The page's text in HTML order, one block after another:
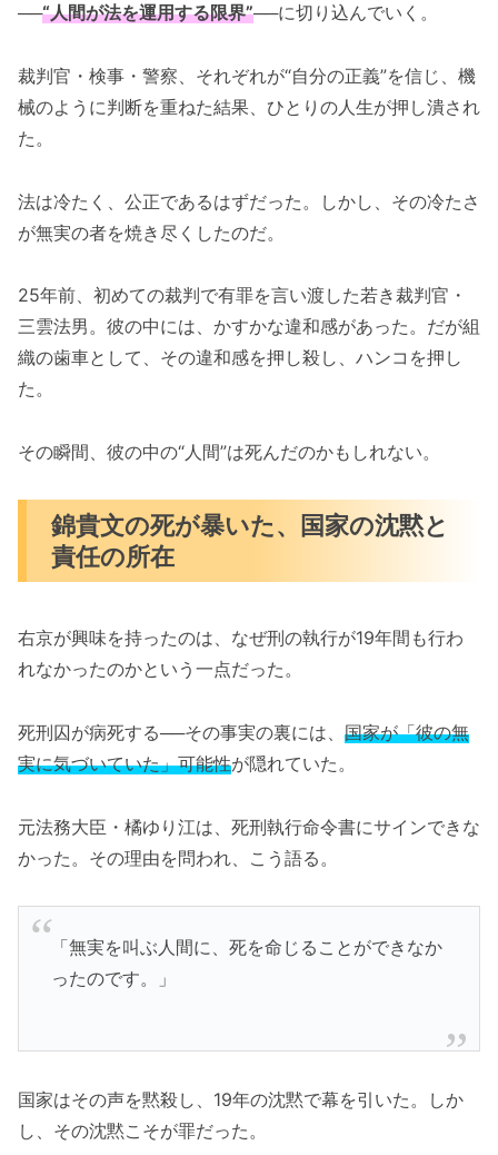
──“人間が法を運用する限界”──に切り込んでいく。
裁判官・検事・警察、それぞれが“自分の正義”を信じ、機
械のように判断を重ねた結果、ひとりの人生が押し潰され
た。
法は冷たく、公正であるはずだった。しかし、その冷たさ
が無実の者を焼き尽くしたのだ。
25年前、初めての裁判で有罪を言い渡した若き裁判官・
三雲法男。彼の中には、かすかな違和感があった。だが組
織の歯車として、その違和感を押し殺し、ハンコを押し
た。
その瞬間、彼の中の“人間”は死んだのかもしれない。
錦貴文の死が暴いた、国家の沈黙と
責任の所在
右京が興味を持ったのは、なぜ刑の執行が19年間も行わ
れなかったのかという一点だった。
死刑囚が病死する──その事実の裏には、 国家が「彼の無
実に気づいていた」可能性が隠れていた。
元法務大臣・橘ゆり江は、死刑執行命令書にサインできな
かった。その理由を問われ、こう語る。
「無実を叫ぶ人間に、死を命じることができなか
ったのです。」
国家はその声を黙殺し、19年の沈黙で幕を引いた。しか
し、その沈黙こそが罪だった。